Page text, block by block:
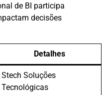
de BI participa
decisões
Detalhes
Stech Soluções
Tecnológicas